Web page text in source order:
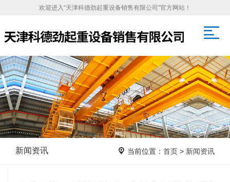
欢迎进入“天津科德劲起重设备销售有限公司”官方网站！
新闻资讯 当前位置： 首页> 新闻资讯